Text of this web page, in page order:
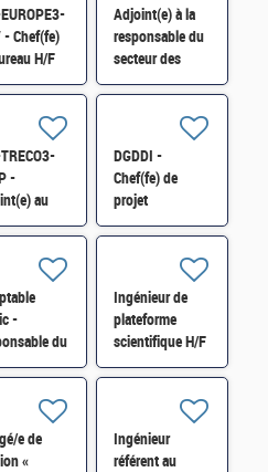
- Chef(fe)
H/F
Adjoint(e) à la
responsable du
secteur des
distinctions
-
au
bureau
DGDDI -
Chef(fe) de
projet
immobilier
-
du
des
de
H/F
Ingénieur de
plateforme
scientifique H/F
e de
«
Ingénieur
référent au